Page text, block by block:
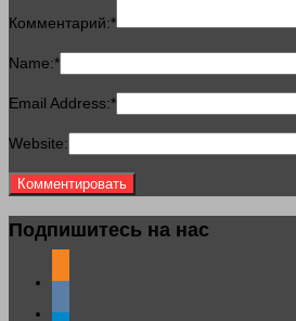
Комментарий:*
Name:*
Email Address:*
Website:
Подпишитесь на нас